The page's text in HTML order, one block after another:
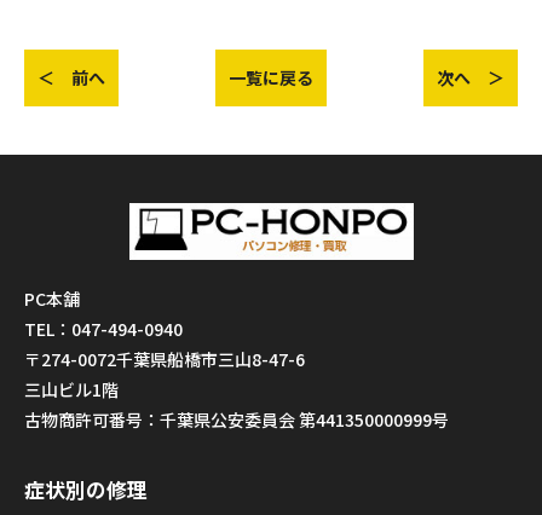
＜ 前へ 一覧に戻る 次へ ＞
PC本舗
TEL：047-494-0940
〒274-0072千葉県船橋市三山8-47-6
三山ビル1階
古物商許可番号：千葉県公安委員会 第441350000999号
症状別の修理